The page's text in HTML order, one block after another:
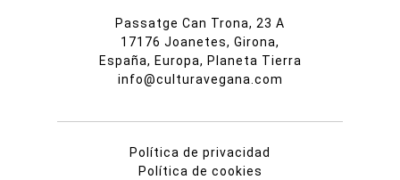
Passatge Can Trona, 23 A
17176 Joanetes, Girona,
España, Europa, Planeta Tierra
info@culturavegana.com
Política de privacidad
Política de cookies